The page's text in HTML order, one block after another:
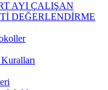
AYI ÇALIŞAN
DEĞERLENDİRME